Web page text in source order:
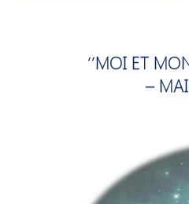
‘’MOI ET
–